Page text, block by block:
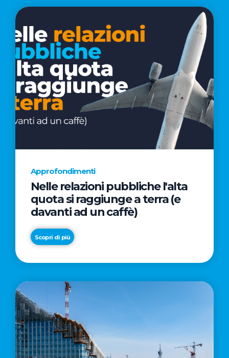
Approfondimenti
Nelle relazioni pubbliche l'alta
quota si raggiunge a terra (e
davanti ad un caffè)
Scopri di più